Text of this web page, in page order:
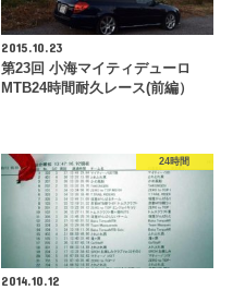
2015.10.23
第23回 小海マイティデューロ
MTB24時間耐久レース(前編）
24時間
2014.10.12